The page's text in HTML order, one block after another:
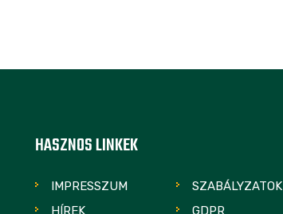
HASZNOS LINKEK
IMPRESSZUM
SZABÁLYZATOK
HÍREK
GDPR